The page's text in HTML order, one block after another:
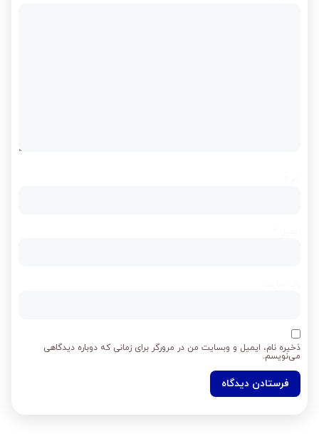
ذخیره نام، ایمیل و وبسایت من در مرورگر برای زمانی که دوباره دیدگاهی
می‌نویسم.